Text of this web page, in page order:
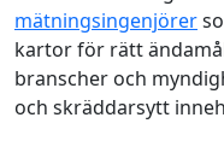
mätningsingenjörer
kartor för rätt
branscher och
och skräddarsytt